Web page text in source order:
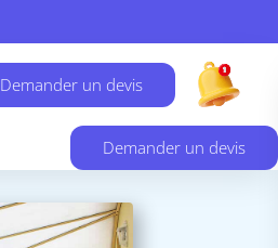
Demander un devis
Demander un devis